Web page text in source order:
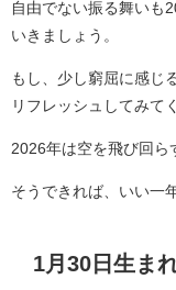
自由でない振る舞いも
いきましょう。
もし、少し窮屈に感じ
リフレッシュしてみて
2026年は空を飛び回ら
そうできれば、いい一
1月30日生ま